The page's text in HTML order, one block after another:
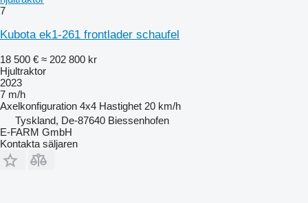
7
Kubota ek1-261 frontlader schaufel
18 500 € ≈ 202 800 kr
Hjultraktor
2023
7 m/h
Axelkonfiguration 4x4 Hastighet 20 km/h
Tyskland, De-87640 Biessenhofen
E-FARM GmbH
Kontakta säljaren